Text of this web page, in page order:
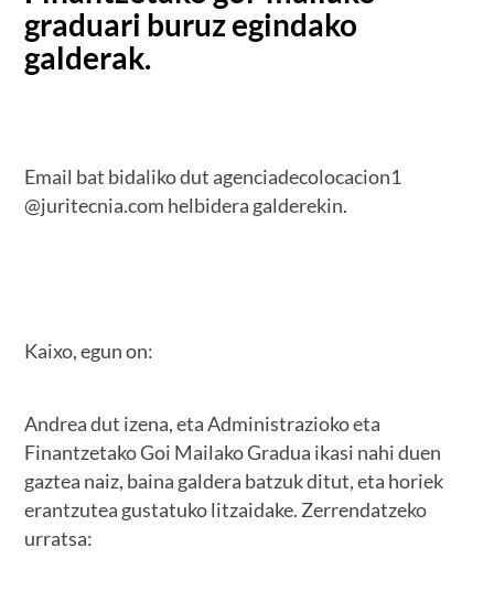
graduari buruz egindako
galderak.
Email bat bidaliko dut agenciadecolocacion1
@juritecnia.com helbidera galderekin.
Kaixo, egun on:
Andrea dut izena, eta Administrazioko eta
Finantzetako Goi Mailako Gradua ikasi nahi duen
gaztea naiz, baina galdera batzuk ditut, eta horiek
erantzutea gustatuko litzaidake. Zerrendatzeko
urratsa: